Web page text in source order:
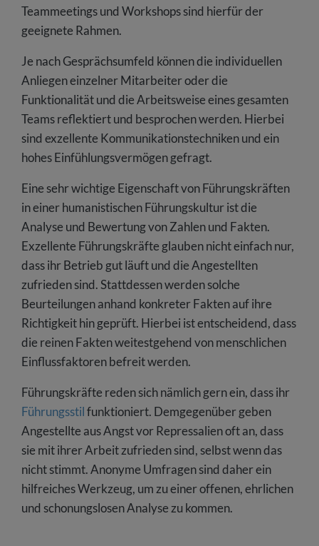
Teammeetings und Workshops sind hierfür der
geeignete Rahmen.
Je nach Gesprächsumfeld können die individuellen
Anliegen einzelner Mitarbeiter oder die
Funktionalität und die Arbeitsweise eines gesamten
Teams reflektiert und besprochen werden. Hierbei
sind exzellente Kommunikationstechniken und ein
hohes Einfühlungsvermögen gefragt.
Eine sehr wichtige Eigenschaft von Führungskräften
in einer humanistischen Führungskultur ist die
Analyse und Bewertung von Zahlen und Fakten.
Exzellente Führungskräfte glauben nicht einfach nur,
dass ihr Betrieb gut läuft und die Angestellten
zufrieden sind. Stattdessen werden solche
Beurteilungen anhand konkreter Fakten auf ihre
Richtigkeit hin geprüft. Hierbei ist entscheidend, dass
die reinen Fakten weitestgehend von menschlichen
Einflussfaktoren befreit werden.
Führungskräfte reden sich nämlich gern ein, dass ihr
Führungsstilfunktioniert. Demgegenüber geben
Angestellte aus Angst vor Repressalien oft an, dass
sie mit ihrer Arbeit zufrieden sind, selbst wenn das
nicht stimmt. Anonyme Umfragen sind daher ein
hilfreiches Werkzeug, um zu einer offenen, ehrlichen
und schonungslosen Analyse zu kommen.